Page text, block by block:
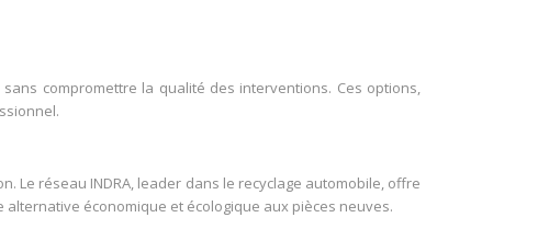
compromettre la qualité des interventions. Ces options,
Le réseau INDRA, leader dans le recyclage automobile, offre
économique et écologique aux pièces neuves.